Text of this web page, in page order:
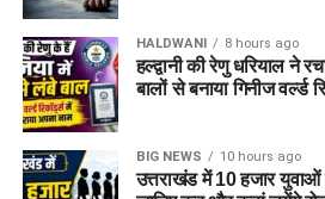
HALDWANI 8 hours ago
हल्द्वानी की रेणु धरियाल ने
बालों से बनाया गिनीज वर्ल्ड
BIG NEWS 10 hours ago
उत्तराखंड में 10 हजार युवाओं